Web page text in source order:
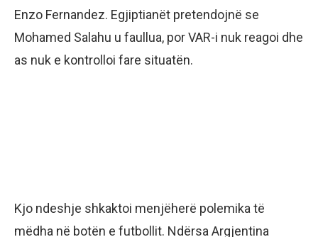
Enzo Fernandez. Egjiptianët pretendojnë se
Mohamed Salahu u faullua, por VAR-i nuk reagoi dhe
as nuk e kontrolloi fare situatën.
Kjo ndeshje shkaktoi menjëherë polemika të
mëdha në botën e futbollit. Ndërsa Argjentina